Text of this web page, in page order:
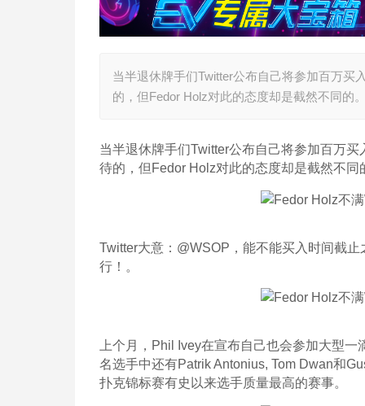
当半退休牌手们Twitter公布自己将参加百万买
的，但Fedor Holz对此的态度却是截然不同的
当半退休牌手们Twitter公布自己将参加百万
待的，但Fedor Holz对此的态度却是截然不同
Twitter大意：@WSOP，能不能买入时间截
行！。
上个月，Phil Ivey在宣布自己也会参加大型
名选手中还有Patrik Antonius, Tom Dwan和
扑克锦标赛有史以来选手质量最高的赛事。